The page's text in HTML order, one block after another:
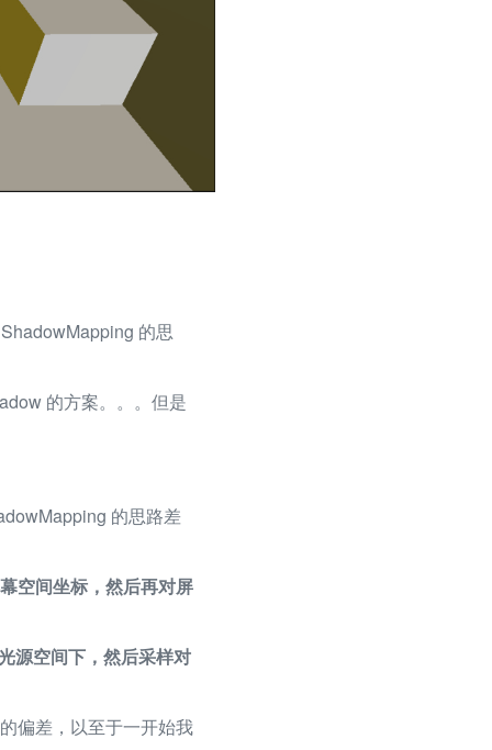
的思
的方案。。。但是
的思路差
空间坐标，然后再对屏
源空间下，然后采样对
偏差，以至于一开始我